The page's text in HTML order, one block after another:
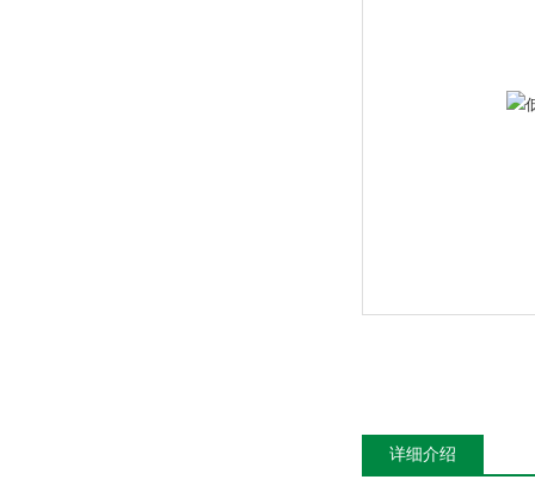
详细介绍